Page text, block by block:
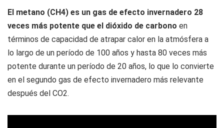
El metano (CH4) es un gas de efecto invernadero 28
veces más potente que el dióxido de carbono en
términos de capacidad de atrapar calor en la atmósfera a
lo largo de un período de 100 años y hasta 80 veces más
potente durante un período de 20 años, lo que lo convierte
en el segundo gas de efecto invernadero más relevante
después del CO2.